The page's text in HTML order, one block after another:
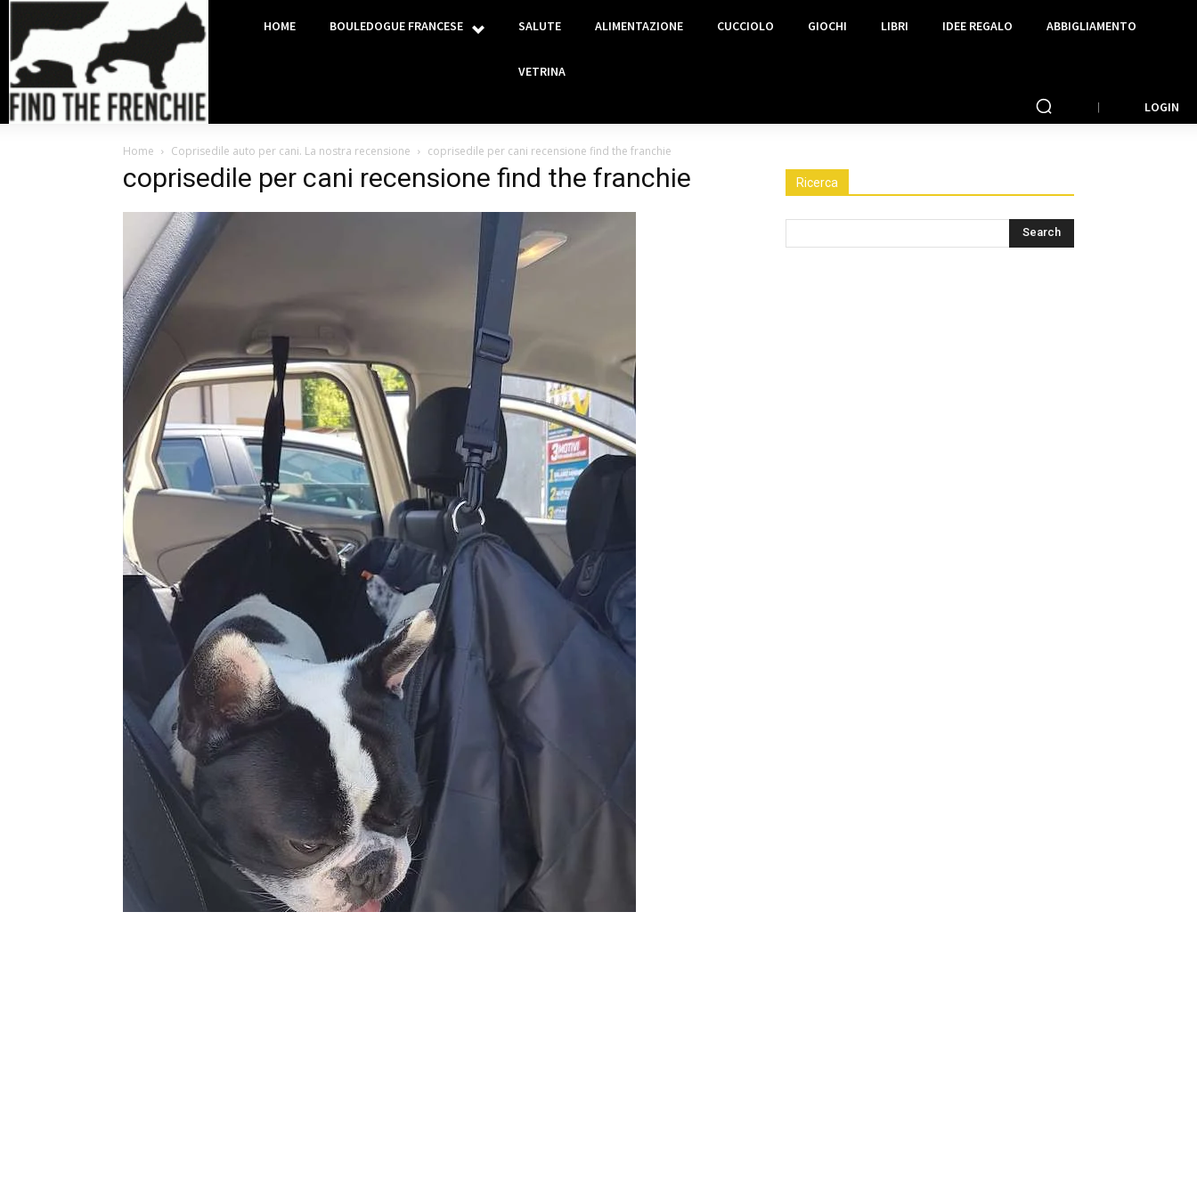
HOME BOULEDOGUE FRANCESE SALUTE ALIMENTAZIONE CUCCIOLO GIOCHI LIBRI IDEE REGALO ABBIGLIAMENTO
VETRINA
LOGIN
Home Coprisedile auto per cani. La nostra recensione coprisedile per cani recensione find the franchie
coprisedile per cani recensione find the franchie Ricerca